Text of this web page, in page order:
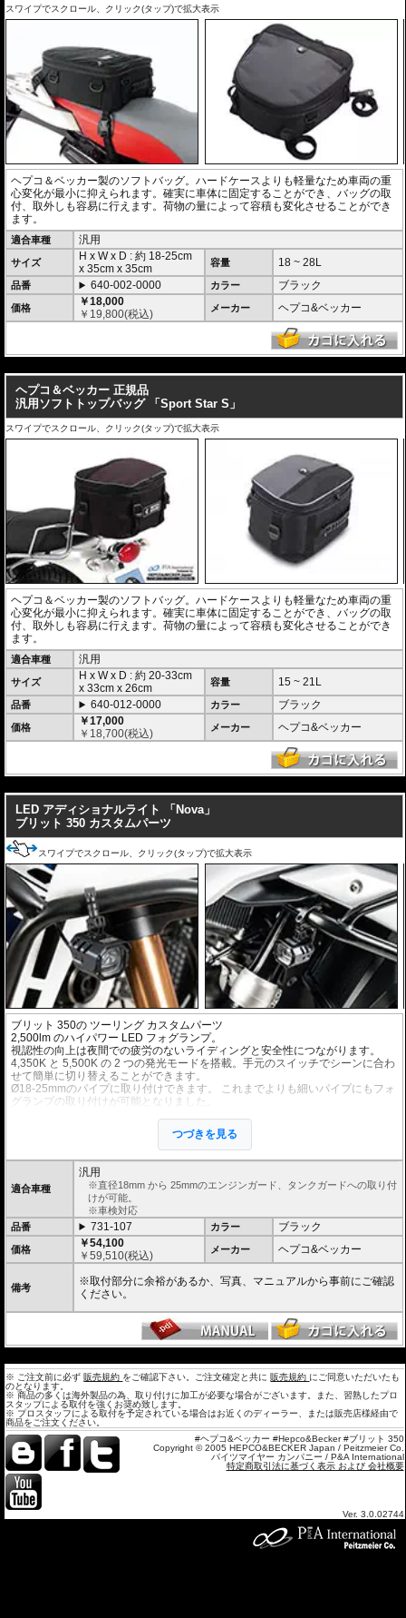
スワイプでスクロール、クリック(タップ)で拡大表示
ヘプコ＆ベッカー製のソフトバッグ。ハードケースよりも軽量なため車両の重
心変化が最小に抑えられます。確実に車体に固定することができ、バッグの取
付、取外しも容易に行えます。荷物の量によって容積も変化させることができ
ます。
適合車種 汎用
サイズ H x W x D : 約 18-25cm
x35cm x35cm 容量 18 ~ 28L
品番 640-002-0000 カラー ブラック
価格
￥18,000
￥ 19,800(税込) メーカー ヘプコ&ベッカー
ヘプコ＆ベッカー 正規品
汎用ソフトトップバッグ 「Sport Star S」
スワイプでスクロール、クリック(タップ)で拡大表示
ヘプコ＆ベッカー製のソフトバッグ。ハードケースよりも軽量なため車両の重
心変化が最小に抑えられます。確実に車体に固定することができ、バッグの取
付、取外しも容易に行えます。荷物の量によって容積も変化させることができ
ます。
適合車種 汎用
サイズ H x W x D : 約20-33cm
x33cm x26cm 容量 15 ~ 21L
品番 640-012-0000 カラー ブラック
価格
￥17,000
￥ 18,700(税込) メーカー ヘプコ&ベッカー
LED アディショナルライト 「Nova」
ブリット 350 カスタムパーツ
スワイプでスクロール、クリック(タップ)で拡大表示
ブリット 350の ツーリング カスタムパーツ
2,500lm のハイパワー LED フォグランプ。
視認性の向上は夜間での疲労のないライディングと安全性につながります。
4,350K と 5,500K の 2 つの発光モードを搭載。手元のスイッチでシーンに合わ
せて簡単に切り替えることができます。
Ø18-25mmのパイプに取り付けできます。 これまでよりも細いパイプにもフォ
グランプの取り付けが可能となりました。
ヘプコ&ベッカーのエンジンガードおよび、Wunderlichのエンジンガード、純
正エンジンガード等(接触物がないか事前にご確認ください)に最適です。
手元で操作可能な消灯/点灯スイッチ付属(インジケータライト機能付)。
左右2個セット。
12V / 22W (1フォグランプあたり)
つづきを見る
適合車種
汎用
※直径18mm から 25mmのエンジンガード、タンクガードへの取り付
けが可能。
※車検対応
品番
731-107 カラー ブラック
価格
￥54,100
￥59,510(税込) メーカー ヘプコ&ベッカー
備考
※取付部分に余裕があるか、写真、マニュアルから事前にご確認
ください。
※ ご注文前に必ず 販売規約 をご確認下さい。ご注文確定と共に 販売規約 にご同意いただいたも
のとなります。
※ 商品の多くは海外製品の為、取り付けに加工が必要な場合がございます。また、習熟したプロ
スタップによる取付を強くお奨め致します。
※ プロスタッフによる取付を予定されている場合はお近くのディーラー、または販売店様経由で
商品をご注文ください。
#ヘプコ&ベッカー #Hepco&Becker #ブリット 350
Copyright © 2005 HEPCO&BECKER Japan / Peitzmeier Co.
パイツマイヤー カンパニー / P&A International
特定商取引法に基づく表示 および 会社概要
Ver. 3.0.02744